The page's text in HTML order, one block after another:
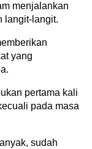
menjalankan
langit-langit.
yang
pertama kali
pada masa
sudah